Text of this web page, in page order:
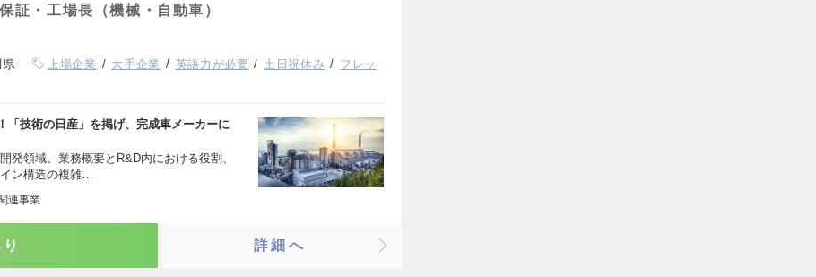
証・工場長（機械・自動車）
県 上場企業 大手企業 英語力が必要 土日祝休み
フレッ
技術の日産」を掲げ、完成車メーカーに
発領域、業務概要とR&D内における役割、
ン構造の複雑…
連事業
詳細へ